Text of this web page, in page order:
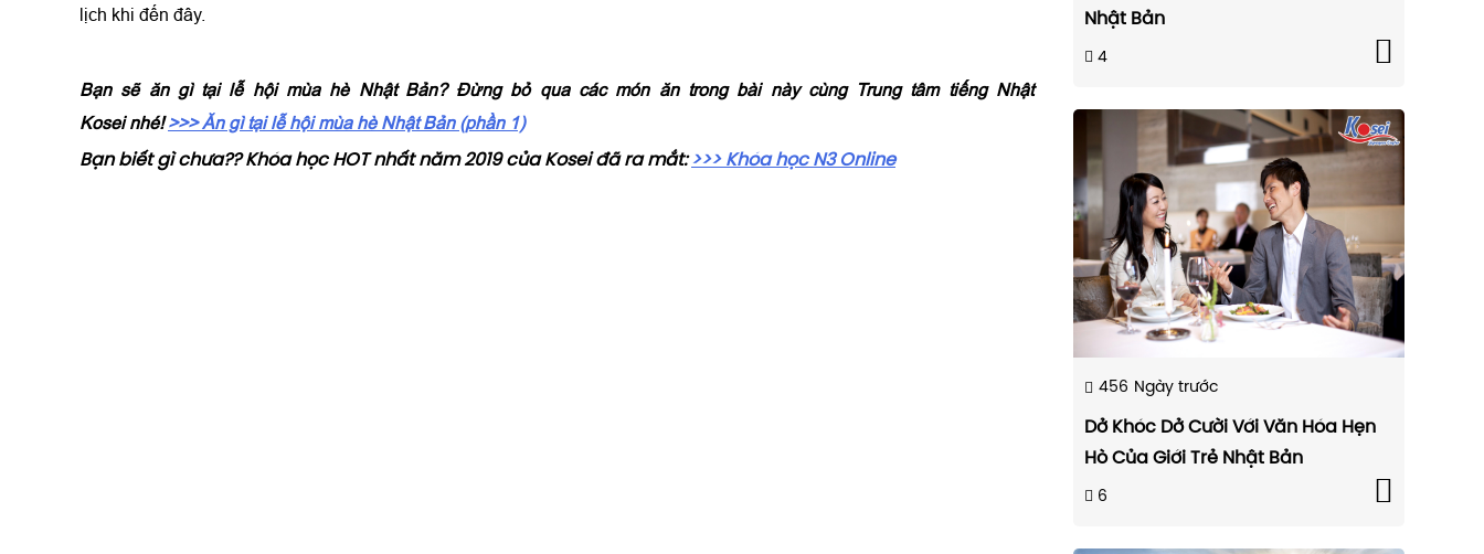
lịch khi đến đây.
Bạn sẽ ăn gì tại lễ hội mùa hè Nhật Bản? Đừng bỏ qua các món ăn trong bài này cùng Trung tâm tiếng Nhật
Kosei nhé!>>> Ăn gì tại lễ hội mùa hè Nhật Bản (phần 1)
Bạn biết gì chưa?? Khóa học HOT nhất năm 2019 của Kosei đã ra mắt:>>> Khóa học N3 Online
Nhật Bản
4
456 Ngày trước
Dở Khóc Dở Cười Với Văn Hóa Hẹn
Hò Của Giới Trẻ Nhật Bản
6